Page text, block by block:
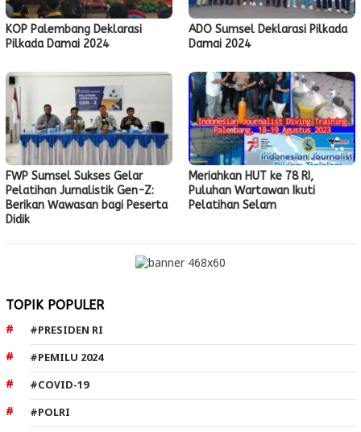
KOP Palembang Deklarasi
Pilkada Damai 2024
ADO Sumsel Deklarasi Pilkada
Damai 2024
FWP Sumsel Sukses Gelar
Pelatihan Jurnalistik Gen-Z:
Berikan Wawasan bagi Peserta
Didik
Meriahkan HUT ke 78 RI,
Puluhan Wartawan Ikuti
Pelatihan Selam
TOPIK POPULER
#PRESIDEN RI
#PEMILU 2024
#COVID-19
#POLRI